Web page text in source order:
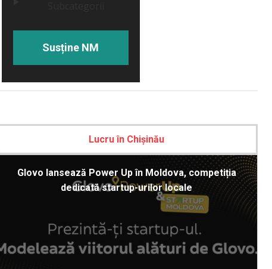
Susține NM
Lucru în Chișinău
Glovo lansează Power Up în Moldova, competiția
dedicată startup-urilor locale